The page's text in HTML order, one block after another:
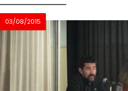
03/08/2015